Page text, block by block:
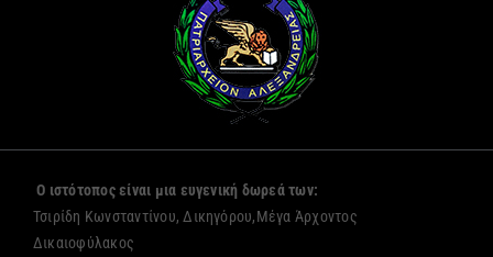
Ο ιστότοπος είναι μια ευγενική δωρεά των:
Τσιρίδη Κωνσταντίνου, Δικηγόρου,Μέγα Άρχοντος
Δικαιοφύλακος